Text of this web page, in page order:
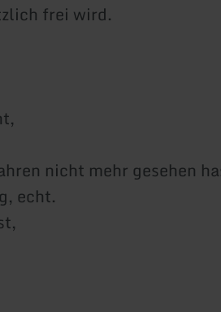
frei wird.
nicht mehr gesehen
echt.